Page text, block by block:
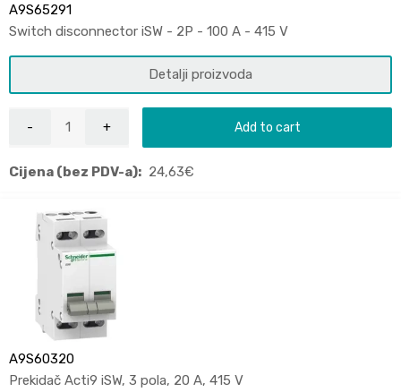
A9S65291
Switch disconnector iSW - 2P - 100 A - 415 V
Detalji proizvoda
Add to cart
Cijena (bez PDV-a): 24,63€
A9S60320
Prekidač Acti9 iSW, 3 pola, 20 A, 415 V